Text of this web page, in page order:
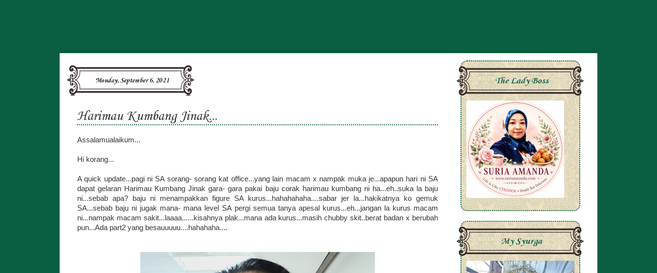
Monday, September 6, 2021
Harimau Kumbang Jinak...
Assalamualaikum...
Hi korang...
A quick update...pagi ni SA sorang- sorang kat office...yang lain macam x nampak muka je...apapun hari ni SA
dapat gelaran Harimau Kumbang Jinak gara- gara pakai baju corak harimau kumbang ni ha...eh..suka la baju
ni...sebab apa? baju ni menampakkan figure SA kurus...hahahahaha....sabar jer la...hakikatnya ko gemuk
SA...sebab baju ni jugak mana- mana level SA pergi semua tanya apesal kurus...eh...jangan la kurus macam
ni...nampak macam sakit...laaaa......kisahnya plak...mana ada kurus...masih chubby skit..berat badan x berubah
pun...Ada part2 yang besauuuuu....hahahaha....
The Lady Boss
My Syurga